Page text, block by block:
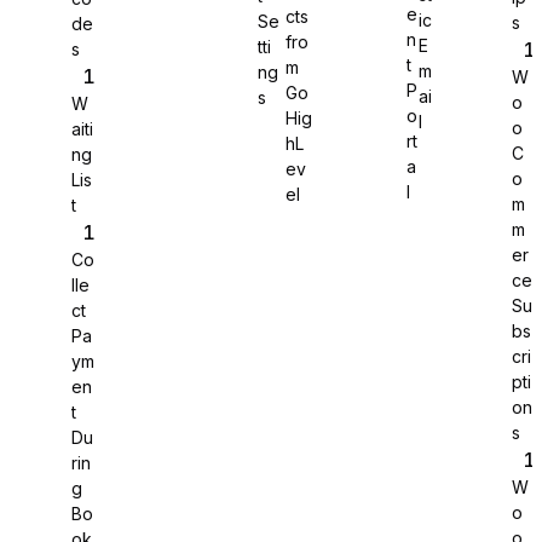
WS Forms
WooCommerce
Easy Digital Downloads
de
s
W
aiti
ng
Lis
t
Co
lle
ct
Pa
ym
en
t
Du
rin
g
Bo
Se
tti
ng
s
cts
fro
m
Go
Hig
hL
ev
el
e
n
t
P
o
rt
a
ic
E
m
ai
s
W
o
o
C
o
m
m
er
ce
Su
bs
cri
pti
on
s
W
o